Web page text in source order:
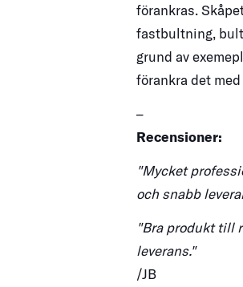
förankras.
fastbultning,
grund av
förankra det
–
Recensioner:
"Mycket
och snabb
"Bra produkt till
leverans."
/JB